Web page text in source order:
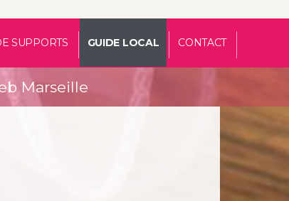
SUPPORTS GUIDE LOCAL CONTACT
Marseille